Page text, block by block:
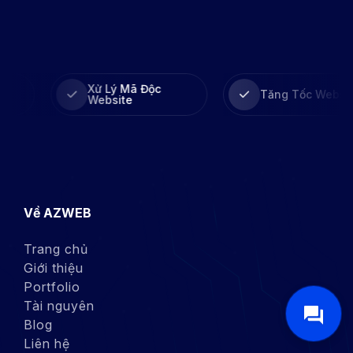
Xử Lý Mã Độc
Website
Tăng Tốc Website
Về AZWEB
Trang chủ
Giới thiệu
Portfolio
Tài nguyên
Blog
Liên hệ